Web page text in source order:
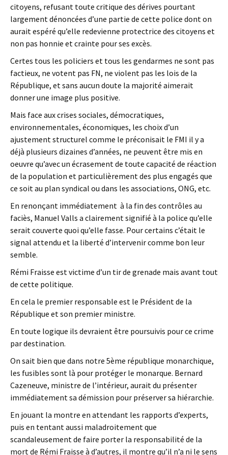
citoyens, refusant toute critique des dérives pourtant
largement dénoncées d’une partie de cette police dont on
aurait espéré qu’elle redevienne protectrice des citoyens et
non pas honnie et crainte pour ses excès.
Certes tous les policiers et tous les gendarmes ne sont pas
factieux, ne votent pas FN, ne violent pas les lois de la
République, et sans aucun doute la majorité aimerait
donner une image plus positive.
Mais face aux crises sociales, démocratiques,
environnementales, économiques, les choix d’un
ajustement structurel comme le préconisait le FMI il y a
déjà plusieurs dizaines d’années, ne peuvent être mis en
oeuvre qu’avec un écrasement de toute capacité de réaction
de la population et particulièrement des plus engagés que
ce soit au plan syndical ou dans les associations, ONG, etc.
En renonçant immédiatement à la fin des contrôles au
faciès, Manuel Valls a clairement signifié à la police qu’elle
serait couverte quoi qu’elle fasse. Pour certains c’était le
signal attendu et la liberté d’intervenir comme bon leur
semble.
Rémi Fraisse est victime d’un tir de grenade mais avant tout
de cette politique.
En cela le premier responsable est le Président de la
République et son premier ministre.
En toute logique ils devraient être poursuivis pour ce crime
par destination.
On sait bien que dans notre 5ème république monarchique,
les fusibles sont là pour protéger le monarque. Bernard
Cazeneuve, ministre de l’intérieur, aurait du présenter
immédiatement sa démission pour préserver sa hiérarchie.
En jouant la montre en attendant les rapports d’experts,
puis en tentant aussi maladroitement que
scandaleusement de faire porter la responsabilité de la
mort de Rémi Fraisse à d’autres, il montre qu’il n’a ni le sens